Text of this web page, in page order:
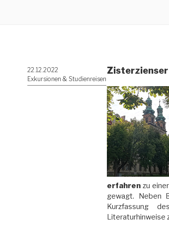
Veröffentlicht
am
22.12.2022
Exkursionen & Studienreisen
Zisterzienser
erfahren zu
gewagt. Neben
Kurzfassung
Literaturhinweise